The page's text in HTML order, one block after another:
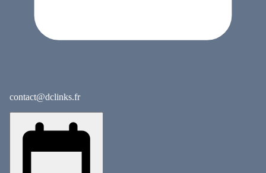
contact@dclinks.fr